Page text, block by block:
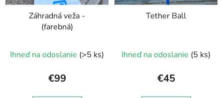
Záhradná veža -
(farebná)
Ihneď na odoslanie (>5 ks)
€99
Tether Ball
hodnotenie
produktu
Ihneď na odoslanie (5 ks)
€45